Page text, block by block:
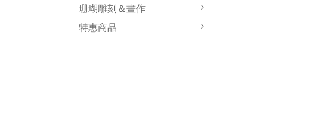
珊瑚雕刻＆畫作
特惠商品